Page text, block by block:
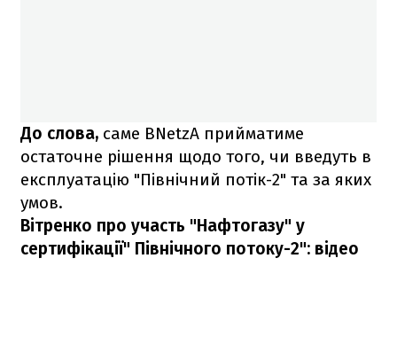
До слова, саме BNetzA прийматиме
остаточне рішення щодо того, чи введуть в
експлуатацію "Північний потік-2" та за яких
умов.
Вітренко про участь "Нафтогазу" у
сертифікації" Північного потоку-2": відео